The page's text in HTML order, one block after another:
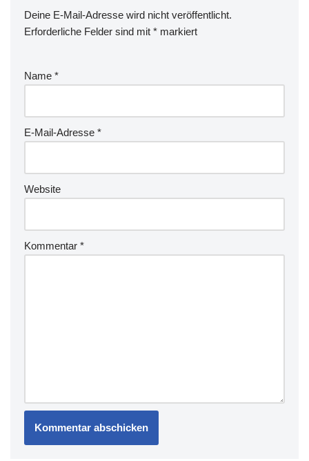
Deine E-Mail-Adresse wird nicht veröffentlicht.
Erforderliche Felder sind mit * markiert
Name *
E-Mail-Adresse *
Website
Kommentar *